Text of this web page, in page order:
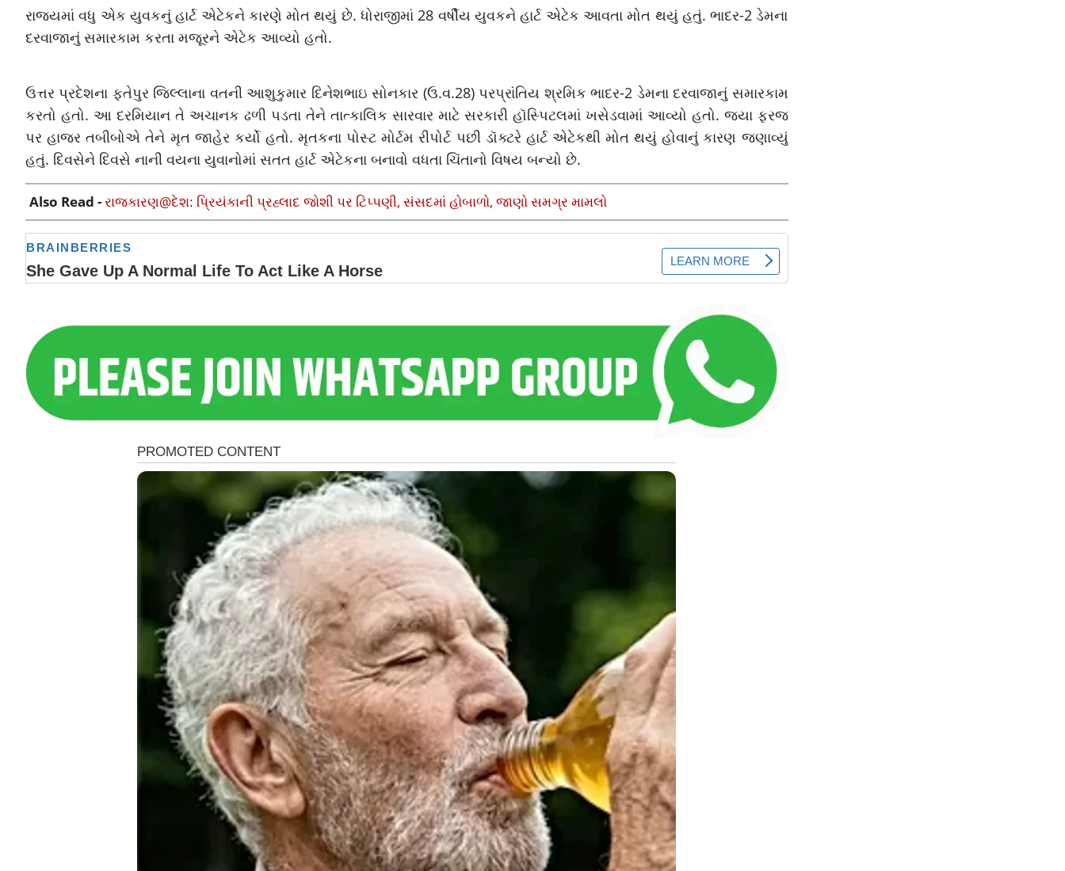
રાજ્યમાં વધુ એક યુવકનું હાર્ટ એટેકને કારણે મોત થયું છે. ધોરાજીમાં 28 વર્ષીય યુવકને હાર્ટ એટેક આવતા મોત થયું હતું. ભાદર-2 ડેમના
દરવાજાનું સમારકામ કરતા મજૂરને એટેક આવ્યો હતો.
ઉત્તર પ્રદેશના ફતેપુર જિલ્લાના વતની આશુકુમાર દિનેશભાઇ સોનકાર (ઉ.વ.28) પરપ્રાંતિય શ્રમિક ભાદર-2 ડેમના દરવાજાનું સમારકામ
કરતો હતો. આ દરમિયાન તે અચાનક ઢળી પડતા તેને તાત્કાલિક સારવાર માટે સરકારી હૉસ્પિટલમાં ખસેડવામાં આવ્યો હતો. જ્યા ફરજ
પર હાજર તબીબોએ તેને મૃત જાહેર કર્યો હતો. મૃતકના પોસ્ટ મોર્ટમ રીપોર્ટ પછી ડૉક્ટરે હાર્ટ એટેકથી મોત થયું હોવાનું કારણ જણાવ્યું
હતું. દિવસેને દિવસે નાની વયના યુવાનોમાં સતત હાર્ટ એટેકના બનાવો વધતા ચિંતાનો વિષય બન્યો છે.
Also Read -રાજકારણ@દેશ: પ્રિયંકાની પ્રહ્લાદ જોશી પર ટિપ્પણી, સંસદમાં હોબાળો, જાણો સમગ્ર મામલો